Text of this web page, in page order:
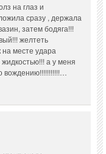
на глаз и
сразу , держала
затем бодяга!!!
желтеть
на месте удара
а у меня
вождению!!!!!!!!!!!…